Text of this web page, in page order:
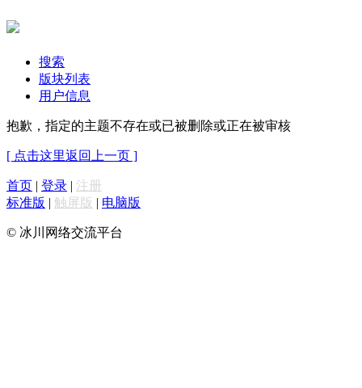
搜索
版块列表
用户信息
抱歉，指定的主题不存在或已被删除或正在被审核
[ 点击这里返回上一页 ]
首页 | 登录 | 注册
标准版 | 触屏版 | 电脑版
© 冰川网络交流平台